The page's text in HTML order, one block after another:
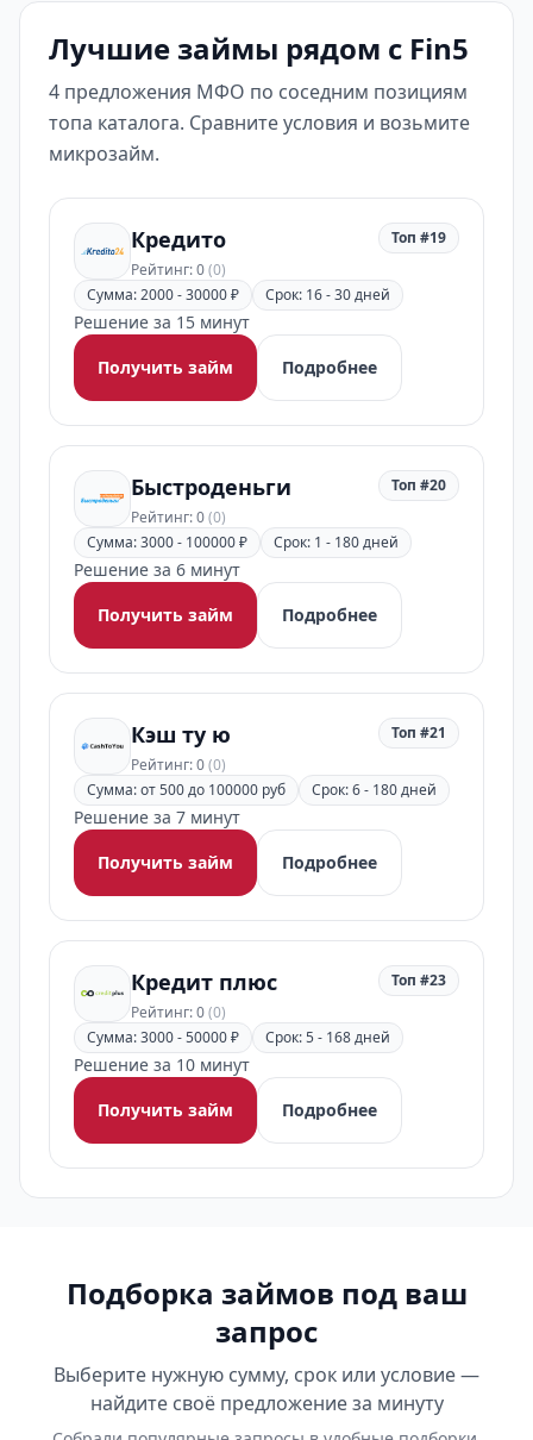
Лучшие займы рядом с Fin5
4 предложения МФО по соседним позициям
топа каталога. Сравните условия и возьмите
микрозайм.
Кредито
Рейтинг: 0(0)
Топ #19
Сумма: 2000 - 30000 ₽ Срок: 16 - 30 дней
Решение за 15 минут
Получить займ
Подробнее
Быстроденьги
Рейтинг: 0(0)
Топ #20
Сумма: 3000 - 100000 ₽ Срок: 1 - 180 дней
Решение за 6 минут
Получить займ
Подробнее
Кэш ту ю
Рейтинг: 0(0)
Топ #21
Сумма: от 500 до 100000 руб Срок: 6 - 180 дней
Решение за 7 минут
Получить займ
Подробнее
Кредит плюс
Рейтинг: 0(0)
Топ #23
Сумма: 3000 - 50000 ₽ Срок: 5 - 168 дней
Решение за 10 минут
Получить займ
Подробнее
Подборка займов под ваш
запрос
Выберите нужную сумму, срок или условие —
найдите своё предложение за минуту